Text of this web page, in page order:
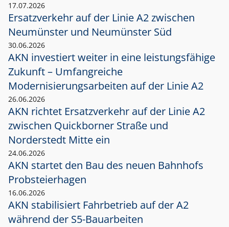
17.07.2026
Ersatzverkehr auf der Linie A2 zwischen
Neumünster und Neumünster Süd
30.06.2026
AKN investiert weiter in eine leistungsfähige
Zukunft – Umfangreiche
Modernisierungsarbeiten auf der Linie A2
26.06.2026
AKN richtet Ersatzverkehr auf der Linie A2
zwischen Quickborner Straße und
Norderstedt Mitte ein
24.06.2026
AKN startet den Bau des neuen Bahnhofs
Probsteierhagen
16.06.2026
AKN stabilisiert Fahrbetrieb auf der A2
während der S5-Bauarbeiten